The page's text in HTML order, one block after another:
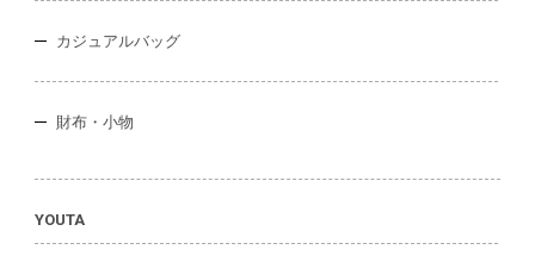
カジュアルバッグ
財布・小物
YOUTA